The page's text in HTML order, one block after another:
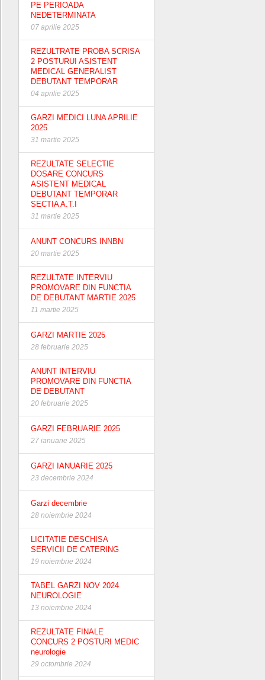
PE PERIOADA
NEDETERMINATA
07 aprilie 2025
REZULTRATE PROBA SCRISA
2 POSTURUI ASISTENT
MEDICAL GENERALIST
DEBUTANT TEMPORAR
04 aprilie 2025
GARZI MEDICI LUNA APRILIE
2025
31 martie 2025
REZULTATE SELECTIE
DOSARE CONCURS
ASISTENT MEDICAL
DEBUTANT TEMPORAR
SECTIA A.T.I
31 martie 2025
ANUNT CONCURS INNBN
20 martie 2025
REZULTATE INTERVIU
PROMOVARE DIN FUNCTIA
DE DEBUTANT MARTIE 2025
11 martie 2025
GARZI MARTIE 2025
28 februarie 2025
ANUNT INTERVIU
PROMOVARE DIN FUNCTIA
DE DEBUTANT
20 februarie 2025
GARZI FEBRUARIE 2025
27 ianuarie 2025
GARZI IANUARIE 2025
23 decembrie 2024
Garzi decembrie
28 noiembrie 2024
LICITATIE DESCHISA
SERVICII DE CATERING
19 noiembrie 2024
TABEL GARZI NOV 2024
NEUROLOGIE
13 noiembrie 2024
REZULTATE FINALE
CONCURS 2 POSTURI MEDIC
neurologie
29 octombrie 2024